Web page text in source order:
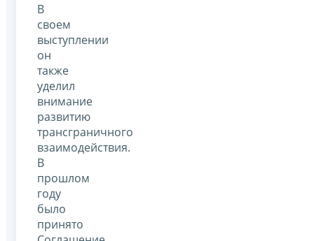
В
своем
выступлении
он
также
уделил
внимание
развитию
трансграничного
взаимодействия.
В
прошлом
году
было
принято